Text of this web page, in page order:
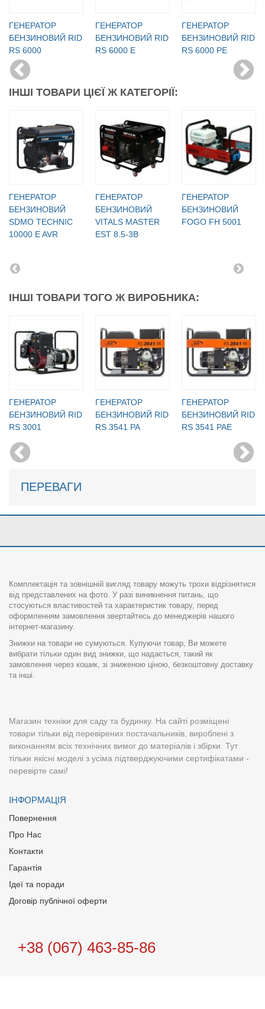
ГЕНЕРАТОР
БЕНЗИНОВИЙ RID
RS 6000
ГЕНЕРАТОР
БЕНЗИНОВИЙ RID
RS 6000 E
ГЕНЕРАТОР
БЕНЗИНОВИЙ RID
RS 6000 PE
ІНШІ ТОВАРИ ЦІЄЇ Ж КАТЕГОРІЇ:
ГЕНЕРАТОР
БЕНЗИНОВИЙ
SDMO TECHNIC
10000 E AVR
ГЕНЕРАТОР
БЕНЗИНОВИЙ
VITALS MASTER
EST 8.5-3B
ГЕНЕРАТОР
БЕНЗИНОВИЙ
FOGO FH 5001
ІНШІ ТОВАРИ ТОГО Ж ВИРОБНИКА:
ГЕНЕРАТОР
БЕНЗИНОВИЙ RID
RS 3001
ГЕНЕРАТОР
БЕНЗИНОВИЙ RID
RS 3541 PA
ГЕНЕРАТОР
БЕНЗИНОВИЙ RID
RS 3541 PAE
ПЕРЕВАГИ
Комплектація та зовнішній вигляд товару можуть трохи відрізнятися
від представлених на фото. У разі виникнення питань, що
стосуються властивостей та характеристик товару, перед
оформленням замовлення звертайтесь до менеджерів нашого
інтернет-магазину.
Знижки на товари не сумуються. Купуючи товар, Ви можете
вибрати тільки один вид знижки, що надається, такий як
замовлення через кошик, зі зниженою ціною, безкоштовну доставку
та інші.
Магазин техніки для саду та будинку. На сайті розміщені
товари тільки від перевірених постачальників, вироблені з
виконанням всіх технічних вимог до матеріалів і збірки. Тут
тільки якісні моделі з усіма підтверджуючими сертифікатами -
перевірте самі!
ІНФОРМАЦІЯ
Повернення
Про Нас
Контакти
Гарантія
Ідеї та поради
Договір публічної оферти
+38 (067) 463-85-86